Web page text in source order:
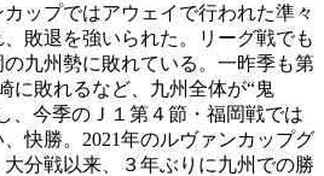
ップではアウェイで行われた準々
敗退を強いられた。リーグ戦でも
九州勢に敗れている。一昨季も第
に敗れるなど、九州全体が“鬼
、今季のＪ１第４節・福岡戦では
快勝。2021年のルヴァンカップグ
分戦以来、３年ぶりに九州での勝